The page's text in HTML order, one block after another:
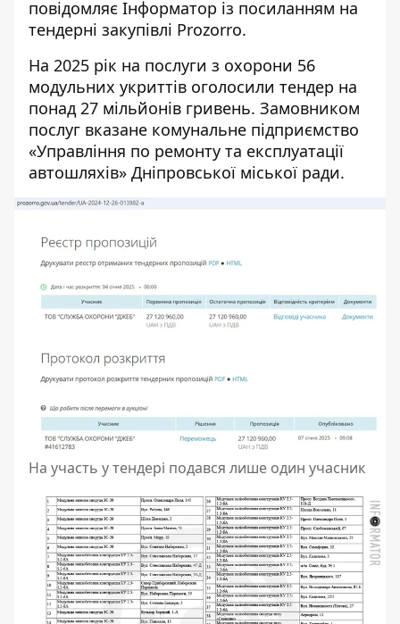
повідомляє Інформатор із посиланням на
тендерні закупівлі Prozorro.
На 2025 рік на послуги з охорони 56
модульних укриттів оголосили тендер на
понад 27 мільйонів гривень. Замовником
послуг вказане комунальне підприємство
«Управління по ремонту та експлуатації
автошляхів» Дніпровської міської ради.
На участь у тендері подався лише один учасник